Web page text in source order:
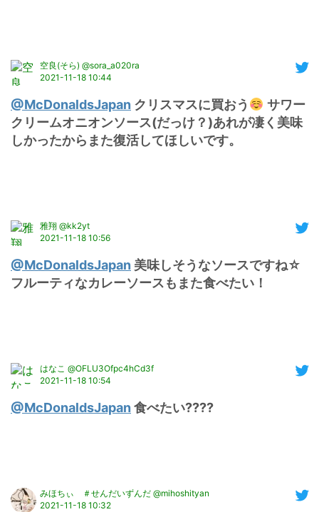
空良(そら) @sora_a020ra
2021-11-18 10:44
@McDonaldsJapan クリスマスに買おう
サワー
クリームオニオンソース(だっけ？)あれが凄く美味
しかったからまた復活してほしいです。
雅翔 @kk2yt
2021-11-18 10:56
@McDonaldsJapan 美味しそうなソースですね☆
フルーティなカレーソースもまた食べたい！
はなこ @OFLU3Ofpc4hCd3f
2021-11-18 10:54
@McDonaldsJapan 食べたい????
みほちぃ ＃せんだいずんだ @mihoshityan
2021-11-18 10:32